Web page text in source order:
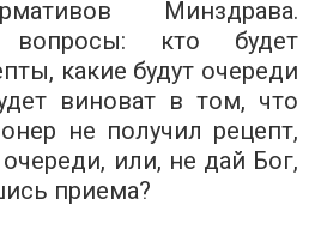
Минздрава.
вопросы: кто будет
какие будут очереди
виноват в том, что
не получил рецепт,
или, не дай Бог,
приема?